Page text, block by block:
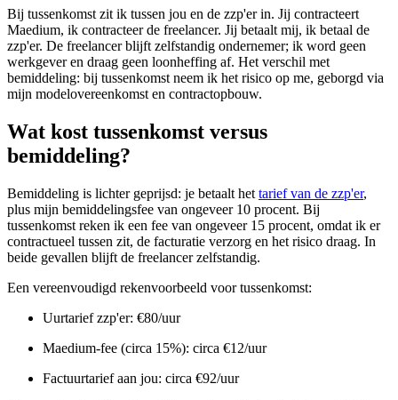
Bij tussenkomst zit ik tussen jou en de zzp'er in. Jij contracteert
Maedium, ik contracteer de freelancer. Jij betaalt mij, ik betaal de
zzp'er. De freelancer blijft zelfstandig ondernemer; ik word geen
werkgever en draag geen loonheffing af. Het verschil met
bemiddeling: bij tussenkomst neem ik het risico op me, geborgd via
mijn modelovereenkomst en contractopbouw.
Wat kost tussenkomst versus
bemiddeling?
Bemiddeling is lichter geprijsd: je betaalt het tarief van de zzp'er,
plus mijn bemiddelingsfee van ongeveer 10 procent. Bij
tussenkomst reken ik een fee van ongeveer 15 procent, omdat ik er
contractueel tussen zit, de facturatie verzorg en het risico draag. In
beide gevallen blijft de freelancer zelfstandig.
Een vereenvoudigd rekenvoorbeeld voor tussenkomst:
Uurtarief zzp'er: €80/uur
Maedium-fee (circa 15%): circa €12/uur
Factuurtarief aan jou: circa €92/uur